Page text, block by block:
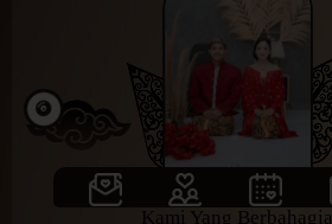
Kami Yang Berbahagia